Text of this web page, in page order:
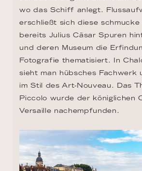
wo das Schiff anlegt.
erschließt sich diese
bereits Julius Cäsar Spuren
und deren Museum die
Fotografie thematisiert. In
sieht man hübsches Fachwerk
im Stil des Art-Nouveau. Das
Piccolo wurde der königlichen
Versaille nachempfunden.